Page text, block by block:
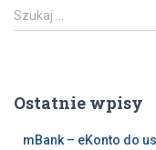
S
z
j
Szukaj …
Ostatnie wpisy
mBank – eKonto do